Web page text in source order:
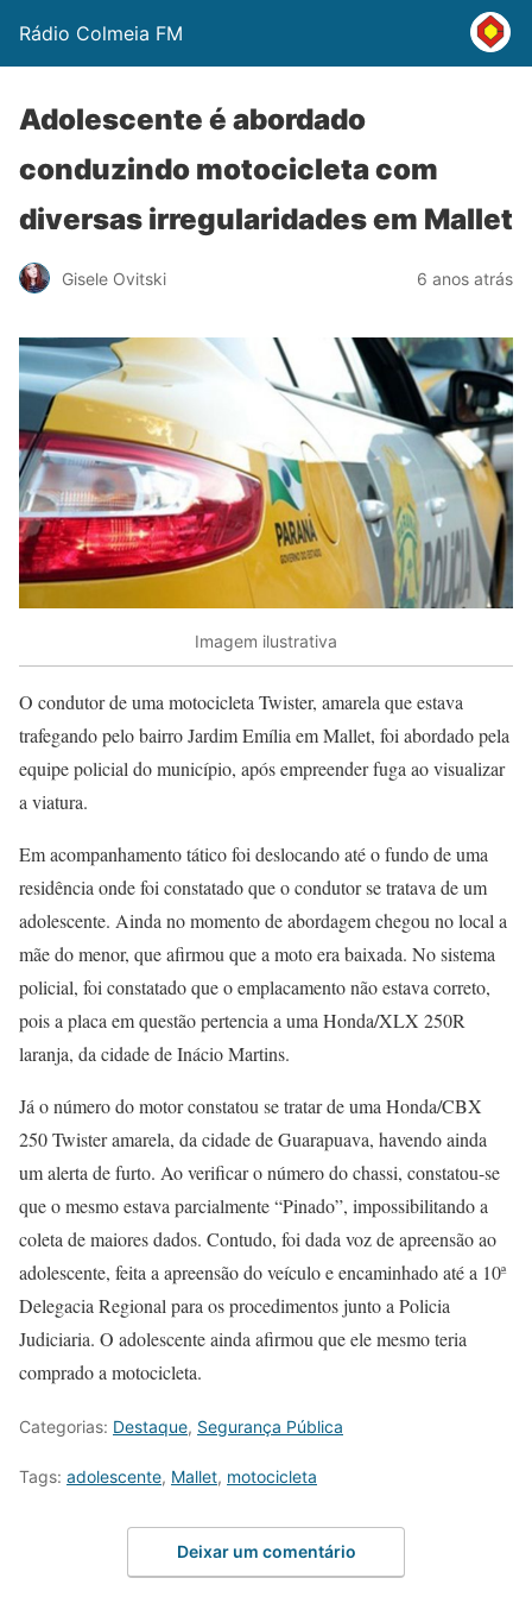
Rádio Colmeia FM
Adolescente é abordado
conduzindo motocicleta com
diversas irregularidades em Mallet
Gisele Ovitski 6 anos atrás
Imagem ilustrativa
O condutor de uma motocicleta Twister, amarela que estava
trafegando pelo bairro Jardim Emília em Mallet, foi abordado pela
equipe policial do município, após empreender fuga ao visualizar
a viatura.
Em acompanhamento tático foi deslocando até o fundo de uma
residência onde foi constatado que o condutor se tratava de um
adolescente. Ainda no momento de abordagem chegou no local a
mãe do menor, que afirmou que a moto era baixada. No sistema
policial, foi constatado que o emplacamento não estava correto,
pois a placa em questão pertencia a uma Honda/XLX 250R
laranja, da cidade de Inácio Martins.
Já o número do motor constatou se tratar de uma Honda/CBX
250 Twister amarela, da cidade de Guarapuava, havendo ainda
um alerta de furto. Ao verificar o número do chassi, constatou-se
que o mesmo estava parcialmente “Pinado”, impossibilitando a
coleta de maiores dados. Contudo, foi dada voz de apreensão ao
adolescente, feita a apreensão do veículo e encaminhado até a 10ª
Delegacia Regional para os procedimentos junto a Policia
Judiciaria. O adolescente ainda afirmou que ele mesmo teria
comprado a motocicleta.
Categorias: Destaque, Segurança Pública
Tags: adolescente, Mallet, motocicleta
Deixar um comentário